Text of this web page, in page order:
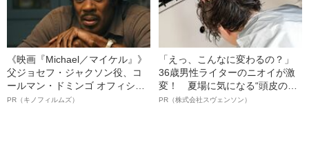
《映画『Michael／マイケル』》
父ジョセフ・ジャクソン役、コ
ールマン・ドミンゴ オフィシャ
ルインタビュー“観客を魅了した
PR（キノフィルムズ）
「えっ、こんなに変わるの？」
36歳男性ライターのニオイが激
変！ 夏場に気になる“頭皮のニ
オイ”や“ベタつき”を解消す
PR（株式会社スヴェンソン）